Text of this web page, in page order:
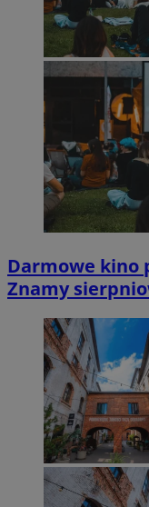
Darmowe kino
Znamy